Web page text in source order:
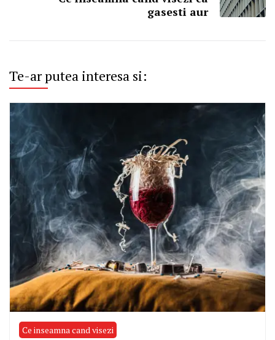
gasesti aur
Te-ar putea interesa si:
Ce inseamna cand visezi